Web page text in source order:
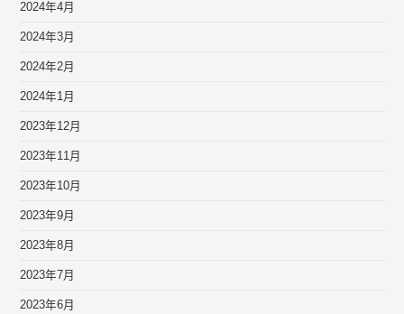
2024年4月
2024年3月
2024年2月
2024年1月
2023年12月
2023年11月
2023年10月
2023年9月
2023年8月
2023年7月
2023年6月